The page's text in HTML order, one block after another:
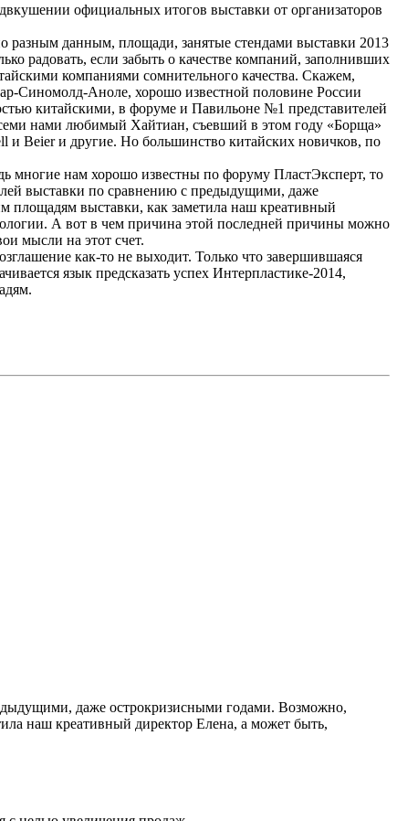
официальных итогов выставки от организаторов
разным данным, площади, занятые стендами выставки 2013
радовать, если забыть о качестве компаний, заполнивших
компаниями сомнительного качества. Скажем,
Синомолд-Аноле, хорошо известной половине России
китайскими, в форуме и Павильоне №1 представителей
нами любимый Хайтиан, съевший в этом году «Борща»
и Beier и другие. Но большинство китайских новичков, по
многие нам хорошо известны по форуму ПластЭксперт, то
выставки по сравнению с предыдущими, даже
площадям выставки, как заметила наш креативный
А вот в чем причина этой последней причины можно
мысли на этот счет.
как-то не выходит. Только что завершившаяся
язык предсказать успех Интерпластике-2014,
даже острокризисными годами. Возможно,
наш креативный директор Елена, а может быть,